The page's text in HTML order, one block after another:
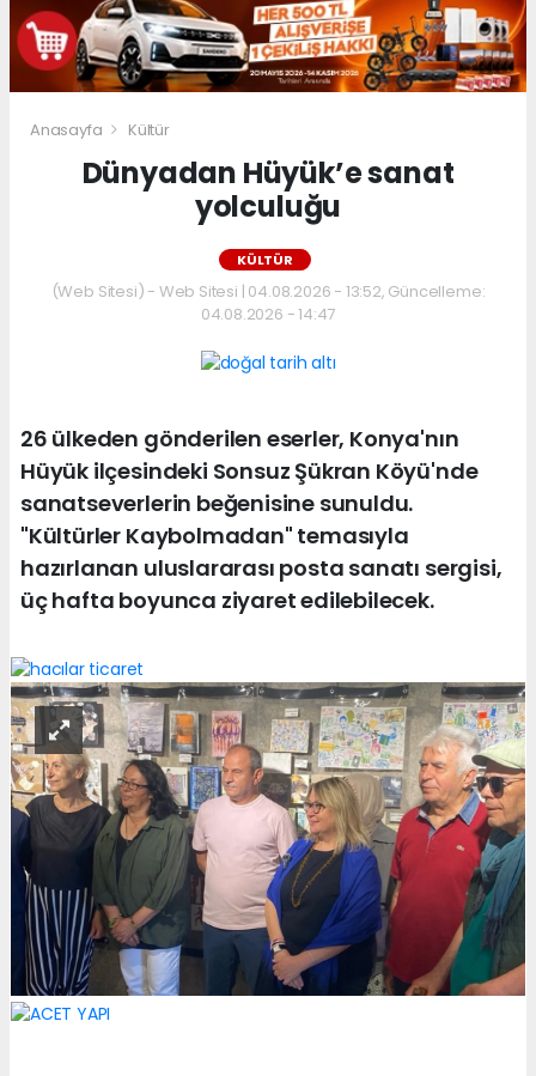
Anasayfa Kültür
Dünyadan Hüyük’e sanat
yolculuğu
KÜLTÜR
(Web Sitesi) - Web Sitesi | 04.08.2026 - 13:52, Güncelleme:
04.08.2026 - 14:47
26 ülkeden gönderilen eserler, Konya'nın
Hüyük ilçesindeki Sonsuz Şükran Köyü'nde
sanatseverlerin beğenisine sunuldu.
"Kültürler Kaybolmadan" temasıyla
hazırlanan uluslararası posta sanatı sergisi,
üç hafta boyunca ziyaret edilebilecek.